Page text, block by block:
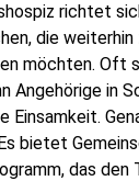
richtet
die weiterhin
möchten. Oft
Angehörige in
Einsamkeit.
bietet
das den